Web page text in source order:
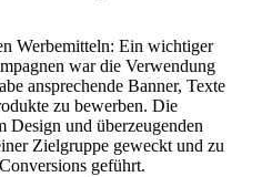
Werbemitteln: Ein wichtiger
war die Verwendung
ansprechende Banner, Texte
zu bewerben. Die
Design und überzeugenden
Zielgruppe geweckt und zu
geführt.